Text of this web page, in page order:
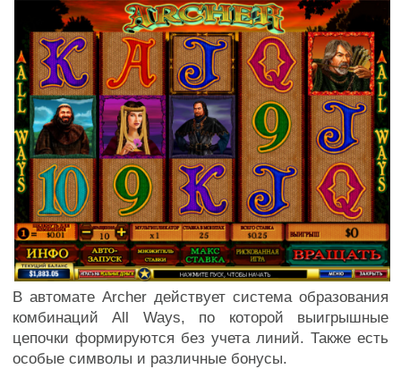
В автомате Archer действует система образования
комбинаций All Ways, по которой выигрышные
цепочки формируются без учета линий. Также есть
особые символы и различные бонусы.